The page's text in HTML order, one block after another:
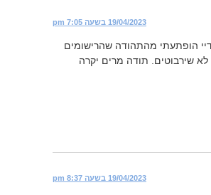
19/04/2023 בשעה 7:05 pm
הופתעתי מהתהודה שהרישומים
שירבוטים. תודה מרים יקרה
19/04/2023 בשעה 8:37 pm